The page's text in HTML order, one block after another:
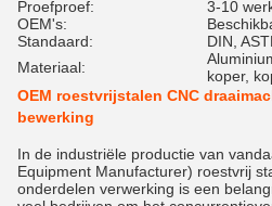
Proefproef:
3-10
OEM's:
Standaard:
DIN,
Materiaal:
koper,
OEM roestvrijstalen CNC
bewerking
In de industriële productie van
Equipment Manufacturer) roestvrij
onderdelen verwerking is een